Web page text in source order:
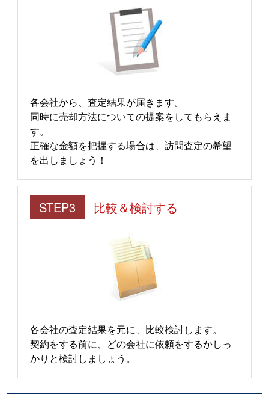
各会社から、査定結果が届きます。
同時に売却方法についての提案をしてもらえま
す。
正確な金額を把握する場合は、訪問査定の希望
を出しましょう！
STEP3 比較＆検討する
各会社の査定結果を元に、比較検討します。
契約をする前に、どの会社に依頼をするかしっ
かりと検討しましょう。